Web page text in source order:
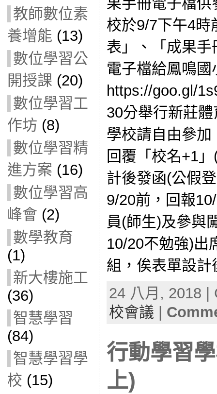
教師數位素
養增能 (13)
數位學習公
開授課 (20)
數位學習工
作坊 (8)
數位學習精
進方案 (16)
數位學習高
峰會 (2)
數學教育
(1)
新大樓施工
(36)
智慧學習
(84)
智慧學習學
校 (15)
校於9/7下午4時
表」、「成果
電子檔給鳳鳴
https://goo.gl/
30分舉行新莊
學校請自由參
回覆「校名+1
計後發函(公假
9/20前，回報
員(師生)及參與
10/20不勉強)出
組，俟表單設
24 八月, 2018
校會議
行動學習
上)